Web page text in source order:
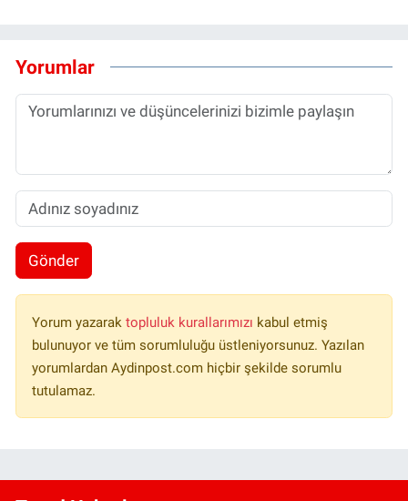
Yorumlar
Gönder
Yorum yazarak topluluk kurallarımızı kabul etmiş
bulunuyor ve tüm sorumluluğu üstleniyorsunuz. Yazılan
yorumlardan Aydinpost.com hiçbir şekilde sorumlu
tutulamaz.